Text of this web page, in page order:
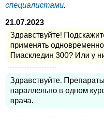
специалистами.
21.07.2023
Здравствуйте!
применять
Пиаскледин 300? Или у
Здравствуйте.
параллельно в одном
врача.